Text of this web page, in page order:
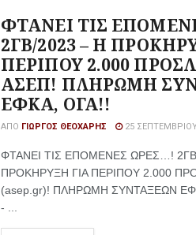
ΦΤΑΝΕΙ ΤΙΣ
2ΓΒ/2023 – Η
ΠΕΡΙΠΟΥ 2.000
ΑΣΕΠ! ΠΛΗΡΩΜΗ
ΕΦΚΑ, ΟΓΑ!!
ΑΠΌ ΓΙΏΡΓΟΣ ΘΕΟΧΆΡΗΣ 25
ΦΤΑΝΕΙ ΤΙΣ ΕΠΟΜΕΝΕΣ ΩΡΕΣ…!
ΠΡΟΚΗΡΥΞΗ ΓΙΑ ΠΕΡΙΠΟΥ 2.000
(asep.gr)! ΠΛΗΡΩΜΗ ΣΥΝΤΑΞΕΩΝ
- ...